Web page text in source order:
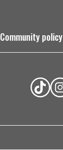
Community policy